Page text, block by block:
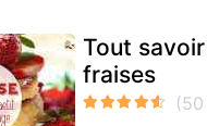
Tout
fraises